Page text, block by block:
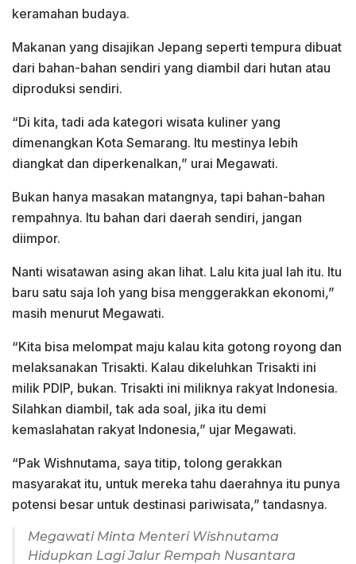
keramahan budaya.
Makanan yang disajikan Jepang seperti tempura dibuat
dari bahan-bahan sendiri yang diambil dari hutan atau
diproduksi sendiri.
“Di kita, tadi ada kategori wisata kuliner yang
dimenangkan Kota Semarang. Itu mestinya lebih
diangkat dan diperkenalkan,” urai Megawati.
Bukan hanya masakan matangnya, tapi bahan-bahan
rempahnya. Itu bahan dari daerah sendiri, jangan
diimpor.
Nanti wisatawan asing akan lihat. Lalu kita jual lah itu. Itu
baru satu saja loh yang bisa menggerakkan ekonomi,”
masih menurut Megawati.
“Kita bisa melompat maju kalau kita gotong royong dan
melaksanakan Trisakti. Kalau dikeluhkan Trisakti ini
milik PDIP, bukan. Trisakti ini miliknya rakyat Indonesia.
Silahkan diambil, tak ada soal, jika itu demi
kemaslahatan rakyat Indonesia,” ujar Megawati.
“Pak Wishnutama, saya titip, tolong gerakkan
masyarakat itu, untuk mereka tahu daerahnya itu punya
potensi besar untuk destinasi pariwisata,” tandasnya.
Megawati Minta Menteri Wishnutama
Hidupkan Lagi Jalur Rempah Nusantara